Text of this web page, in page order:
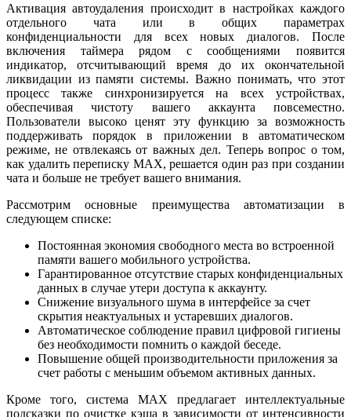
Активация автоудаления происходит в настройках каждого
отдельного чата или в общих параметрах
конфиденциальности для всех новых диалогов. После
включения таймера рядом с сообщениями появится
индикатор, отсчитывающий время до их окончательной
ликвидации из памяти системы. Важно понимать, что этот
процесс также синхронизируется на всех устройствах,
обеспечивая чистоту вашего аккаунта повсеместно.
Пользователи высоко ценят эту функцию за возможность
поддерживать порядок в приложении в автоматическом
режиме, не отвлекаясь от важных дел. Теперь вопрос о том,
как удалить переписку MAX, решается один раз при создании
чата и больше не требует вашего внимания.
Рассмотрим основные преимущества автоматизации в
следующем списке:
Постоянная экономия свободного места во встроенной
памяти вашего мобильного устройства.
Гарантированное отсутствие старых конфиденциальных
данных в случае утери доступа к аккаунту.
Снижение визуального шума в интерфейсе за счет
скрытия неактуальных и устаревших диалогов.
Автоматическое соблюдение правил цифровой гигиены
без необходимости помнить о каждой беседе.
Повышение общей производительности приложения за
счет работы с меньшим объемом активных данных.
Кроме того, система MAX предлагает интеллектуальные
подсказки по очистке кэша в зависимости от интенсивности